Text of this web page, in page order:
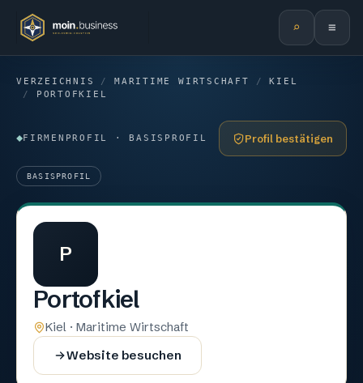
⌕ ≡
VERZEICHNIS / MARITIME WIRTSCHAFT /
KIEL
/
PORTOFKIEL
FIRMENPROFIL · BASISPROFIL Profil bestätigen
BASISPROFIL
P
Portofkiel
Kiel · Maritime Wirtschaft
Website besuchen